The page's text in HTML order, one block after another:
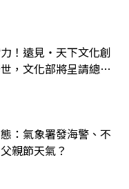
！遠見‧天下文化創
，文化部將呈請總統
：氣象署發海警、不
親節天氣？